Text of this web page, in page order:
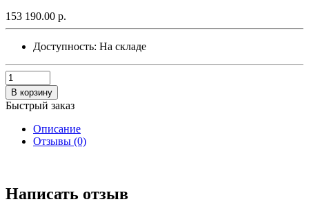
153 190.00 р.
Доступность: На складе
В корзину
Быстрый заказ
Описание
Отзывы (0)
Написать отзыв